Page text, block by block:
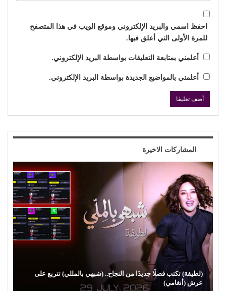
احفظ اسمي والبريد الإلكتروني وموقع الويب في هذا المتصفح
للمرة الأولى التي أعلق فيها.
أعلمني بمتابعة التعليقات بواسطة البريد الإلكتروني.
أعلمني بالمواضيع الجديدة بواسطة البريد الإلكتروني.
المشاركات الاخيرة
(لطيفة) تكتب فصلًا جديدًا من النجاح.. (شبهي بالمللي) تتربع على
عرش (أنغامي)